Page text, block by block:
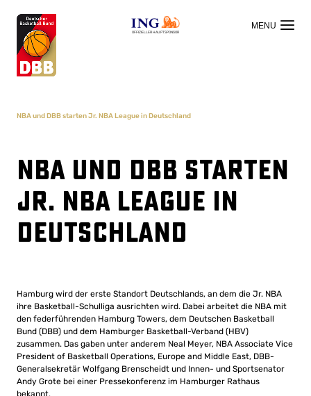
OFFIZIELLER HAUPTSPONSOR
NBA und DBB starten Jr. NBA League in Deutschland
NBA und DBB starten
Jr. NBA League in
Deutschland
Hamburg wird der erste Standort Deutschlands, an dem die Jr. NBA
ihre Basketball-Schulliga ausrichten wird. Dabei arbeitet die NBA mit
den federführenden Hamburg Towers, dem Deutschen Basketball
Bund (DBB) und dem Hamburger Basketball-Verband (HBV)
zusammen. Das gaben unter anderem Neal Meyer, NBA Associate Vice
President of Basketball Operations, Europe and Middle East, DBB-
Generalsekretär Wolfgang Brenscheidt und Innen- und Sportsenator
Andy Grote bei einer Pressekonferenz im Hamburger Rathaus
bekannt.